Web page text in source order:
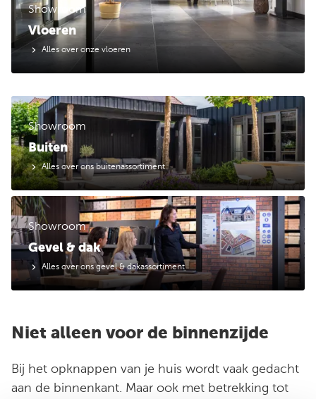
Vloeren
Showroom
Alles over onze vloeren
Buiten
Showroom
Alles over ons buitenassortiment
Gevel & dak
Showroom
Alles over ons gevel & dakassortiment
Niet alleen voor de binnenzijde
Bij het opknappen van je huis wordt vaak gedacht
aan de binnenkant. Maar ook met betrekking tot